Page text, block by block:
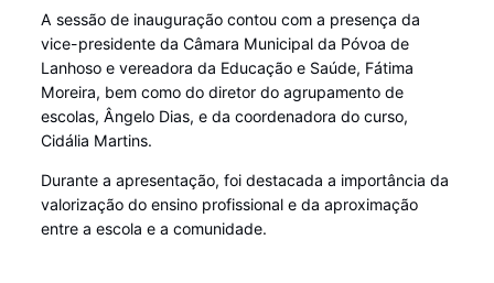
A sessão de inauguração contou com a presença da
vice-presidente da Câmara Municipal da Póvoa de
Lanhoso e vereadora da Educação e Saúde, Fátima
Moreira, bem como do diretor do agrupamento de
escolas, Ângelo Dias, e da coordenadora do curso,
Cidália Martins.
Durante a apresentação, foi destacada a importância da
valorização do ensino profissional e da aproximação
entre a escola e a comunidade.